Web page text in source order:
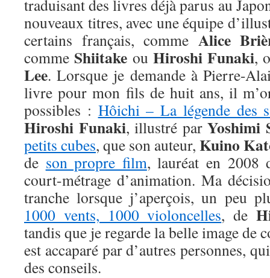
traduisant des livres déjà parus au
nouveaux titres, avec une équipe
certains français, comme Alice
comme Shiitake ou Hiroshi Funaki,
Lee. Lorsque je demande à Pierre-
livre pour mon fils de huit ans, il
possibles : Hôichi – La légende des
Hiroshi Funaki, illustré parYoshimi
petits cubes, que son auteur, Kuino
de son propre film, lauréat en 2008
court-métrage d’animation. Ma
tranche lorsque j’aperçois, un peu
1000 vents, 1000 violoncelles, de
tandis que je regarde la belle image de
est accaparé par d’autres personnes,
des conseils.